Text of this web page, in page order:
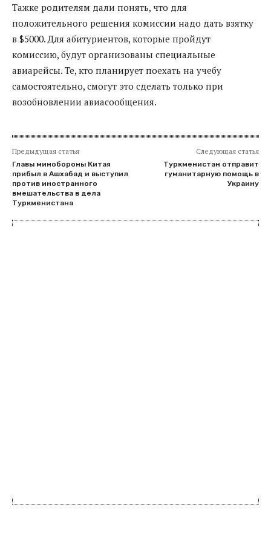
Тажке родителям дали понять, что для
положительного решения комиссии надо дать взятку
в $5000. Для абитуриентов, которые пройдут
комиссию, будут организованы специальные
авиарейсы. Те, кто планирует поехать на учебу
самостоятельно, смогут это сделать только при
возобновлении авиасообщения.
Предыдущая статья
Главы минобороны Китая
прибыл в Ашхабад и выступил
против иностранного
вмешательства в дела
Туркменистана
Следующая статья
Туркменистан отправит
гуманитарную помощь в
Украину